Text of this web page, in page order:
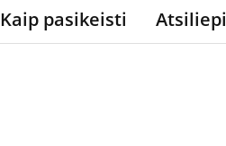
Kaip pasikeisti